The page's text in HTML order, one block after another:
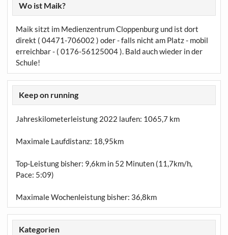
Wo ist Maik?
Maik sitzt im Medienzentrum Cloppenburg und ist dort
direkt ( 04471-706002 ) oder - falls nicht am Platz - mobil
erreichbar - ( 0176-56125004 ). Bald auch wieder in der
Schule!
Keep on running
Jahreskilometerleistung 2022 laufen: 1065,7 km
Maximale Laufdistanz: 18,95km
Top-Leistung bisher: 9,6km in 52 Minuten (11,7km/h,
Pace: 5:09)
Maximale Wochenleistung bisher: 36,8km
Kategorien